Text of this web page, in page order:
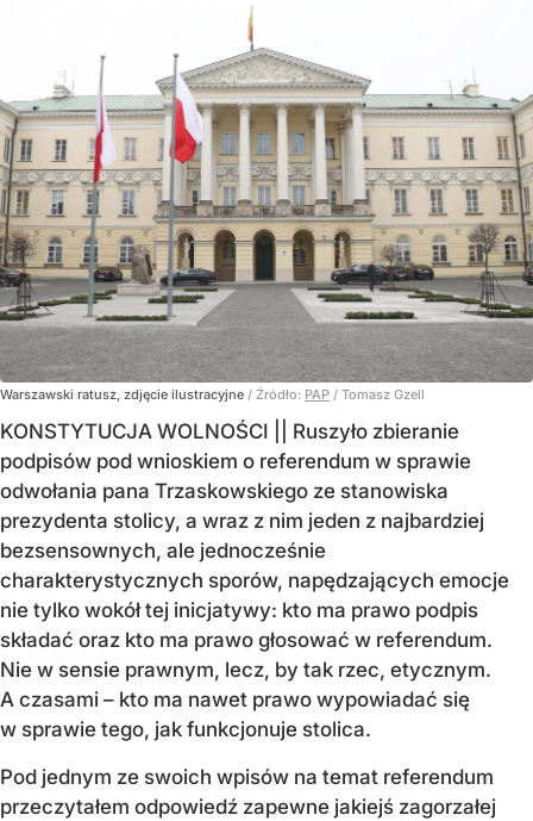
Warszawski ratusz, zdjęcie ilustracyjne / Źródło: PAP / Tomasz Gzell
KONSTYTUCJA WOLNOŚCI || Ruszyło zbieranie
podpisów pod wnioskiem o referendum w sprawie
odwołania pana Trzaskowskiego ze stanowiska
prezydenta stolicy, a wraz z nim jeden z najbardziej
bezsensownych, ale jednocześnie
charakterystycznych sporów, napędzających emocje
nie tylko wokół tej inicjatywy: kto ma prawo podpis
składać oraz kto ma prawo głosować w referendum.
Nie w sensie prawnym, lecz, by tak rzec, etycznym.
A czasami – kto ma nawet prawo wypowiadać się
w sprawie tego, jak funkcjonuje stolica.
Pod jednym ze swoich wpisów na temat referendum
przeczytałem odpowiedź zapewne jakiejś zagorzałej